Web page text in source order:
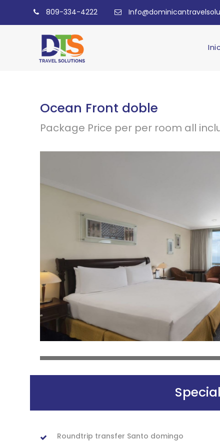
809-334-4222
Ocean Front doble
Package Price per per room all
Roundtrip transfer Santo domingo